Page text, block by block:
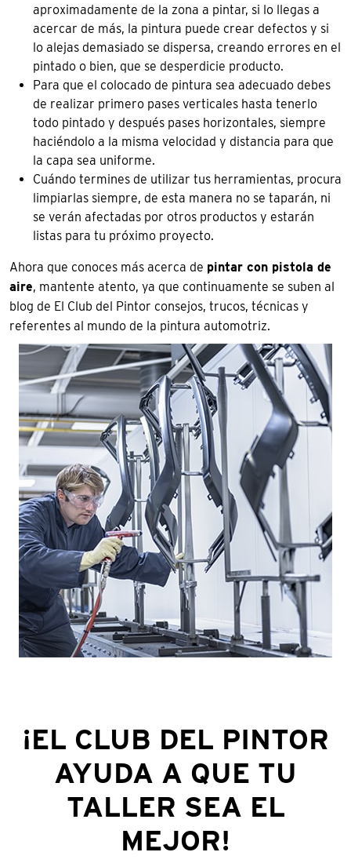
aproximadamente de la zona a pintar, si lo llegas a
acercar de más, la pintura puede crear defectos y si
lo alejas demasiado se dispersa, creando errores en el
pintado o bien, que se desperdicie producto.
Para que el colocado de pintura sea adecuado debes
de realizar primero pases verticales hasta tenerlo
todo pintado y después pases horizontales, siempre
haciéndolo a la misma velocidad y distancia para que
la capa sea uniforme.
Cuándo termines de utilizar tus herramientas, procura
limpiarlas siempre, de esta manera no se taparán, ni
se verán afectadas por otros productos y estarán
listas para tu próximo proyecto.
Ahora que conoces más acerca de pintar con pistola de
aire, mantente atento, ya que continuamente se suben al
blog de El Club del Pintor consejos, trucos, técnicas y
referentes al mundo de la pintura automotriz.
¡EL CLUB DEL PINTOR
AYUDA A QUE TU
TALLER SEA EL
MEJOR!